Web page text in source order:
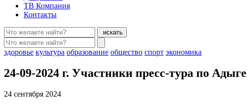
ТВ Компания
Контакты
искать
здоровье культура образование общество спорт экономика
24-09-2024 г. Участники пресс-тура по
24 сентября 2024